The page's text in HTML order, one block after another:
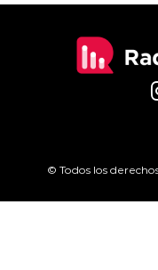
© Todos los